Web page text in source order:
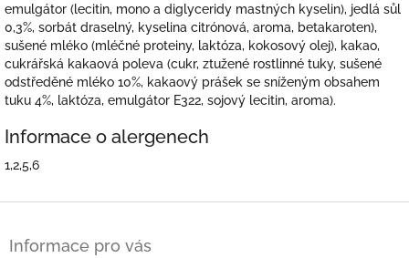
emulgátor (lecitin, mono a diglyceridy mastných kyselin), jedlá sůl
0,3%, sorbát draselný, kyselina citrónová, aroma, betakaroten),
sušené mléko (mléčné proteiny, laktóza, kokosový olej), kakao,
cukrářská kakaová poleva (cukr, ztužené rostlinné tuky, sušené
odstředěné mléko 10%, kakaový prášek se sníženým obsahem
tuku 4%, laktóza, emulgátor E322, sojový lecitin, aroma).
Informace o alergenech
1,2,5,6
Informace pro vás